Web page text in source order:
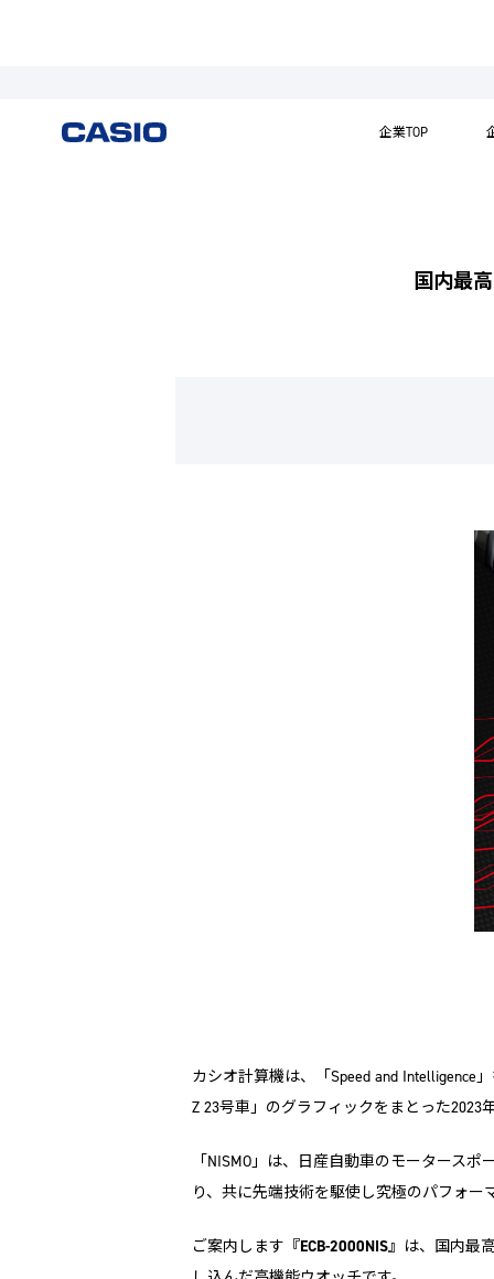
企業TOP
「NISMO
国内最
カシオ計算機は、「Speed and Intelligence
Z 23号車」のグラフィックをまとった2023
「NISMO」は、日産自動車のモータース
り、共に先端技術を駆使し究極のパフォ
ご案内します 『ECB-2000NIS』 は、国内最